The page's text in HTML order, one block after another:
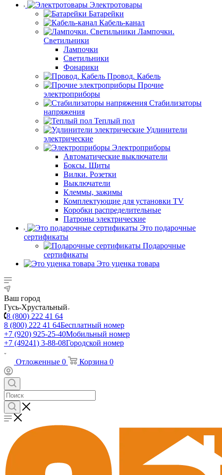
Электротовары
Батарейки
Кабель-канал
Лампочки.
Светильники
Лампочки
Светильники
Фонарики
Провод. Кабель
Прочие
электроприборы
Стабилизаторы
напряжения
Теплый пол
Удлинители
электрические
Электроприборы
Автоматические выключатели
Боксы. Щиты
Вилки. Розетки
Выключатели
Клеммы, зажимы
Комплектующие для установки TV
Коробки распределительные
Патроны электрические
Это подарочные
сертификаты
Подарочные
сертификаты
Это уценка товара
Ваш город
Гусь-Хрустальный
8 (800) 222 41 64
8 (800) 222 41 64Бесплатный номер
+7 (920) 925-25-40Мобильный номер
+7 (49241) 3-88-08Городской номер
Отложенные 0 Корзина 0